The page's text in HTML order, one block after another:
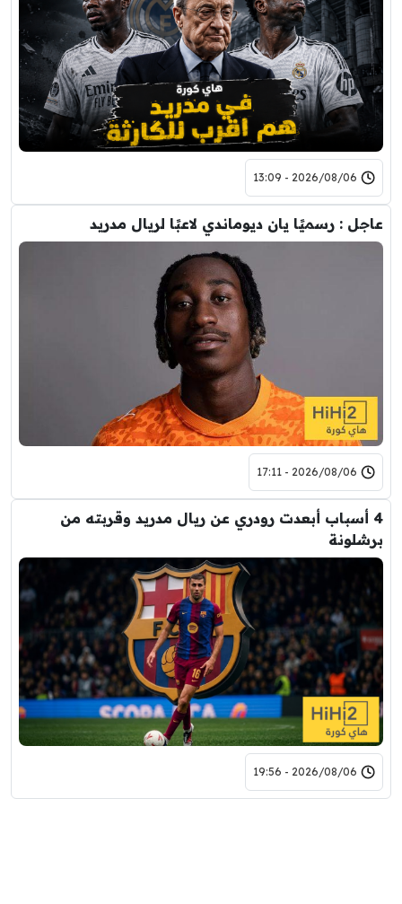
2026/08/06 - 13:09
عاجل : رسميًا يان ديوماندي لاعبًا لريال مدريد
2026/08/06 - 17:11
4 أسباب أبعدت رودري عن ريال مدريد وقربته من
برشلونة
2026/08/06 - 19:56